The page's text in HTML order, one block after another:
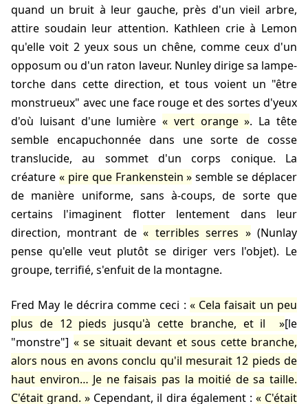
quand un bruit à leur gauche, près d'un vieil arbre,
attire soudain leur attention. Kathleen crie à Lemon
qu'elle voit 2 yeux sous un chêne, comme ceux d'un
opposum ou d'un raton laveur. Nunley dirige sa lampe-
torche dans cette direction, et tous voient un "être
monstrueux" avec une face rouge et des sortes d'yeux
d'où luisant d'une lumière
vert orange
. La tête
semble encapuchonnée dans une sorte de cosse
translucide, au sommet d'un corps conique. La
créature
pire que Frankenstein
semble se déplacer
de manière uniforme, sans à-coups, de sorte que
certains l'imaginent flotter lentement dans leur
direction, montrant de
terribles serres
(Nunlay
pense qu'elle veut plutôt se diriger vers l'objet). Le
groupe, terrifié, s'enfuit de la montagne.
Fred May le décrira comme ceci :
Cela faisait un peu
plus de 12 pieds jusqu'à cette branche, et il
[le
"monstre"]
se situait devant et sous cette branche,
alors nous en avons conclu qu'il mesurait 12 pieds de
haut environ… Je ne faisais pas la moitié de sa taille.
C'était grand.
Cependant, il dira également : C'était